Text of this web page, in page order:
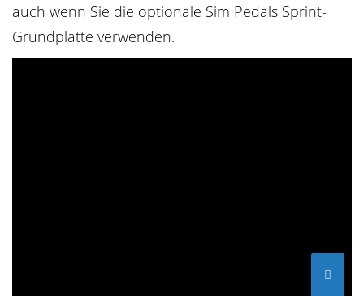
auch wenn Sie die optionale Sim Pedals Sprint-
Grundplatte verwenden.